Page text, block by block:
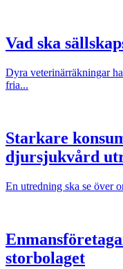
Vad ska
Dyra veterinärräkningar
fria...
Starkare
djursjukvård
En utredning ska se över
storbolaget